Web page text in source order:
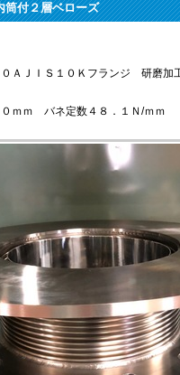
筒付２層ベローズ
ＪＩＳ１０Ｋフランジ 研磨加
ｍｍ バネ定数４８．１Ｎ/ｍｍ